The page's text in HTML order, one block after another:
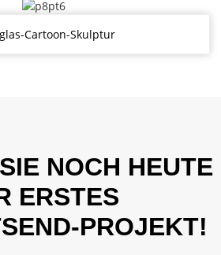
Cartoon-Skulptur
NOCH HEUTE
ERSTES
PROJEKT!